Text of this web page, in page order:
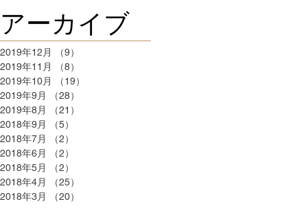
アーカイブ
2019年12月 （9）
2019年11月
（8）
2019年10月
（19）
2019年9月
（28）
2019年8月
（21）
2018年9月
（5）
2018年7月
（2）
2018年6月
（2）
2018年5月
（2）
2018年4月
（25）
2018年3月
（20）